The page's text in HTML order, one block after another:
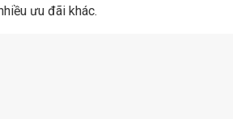
ưu đãi khác.